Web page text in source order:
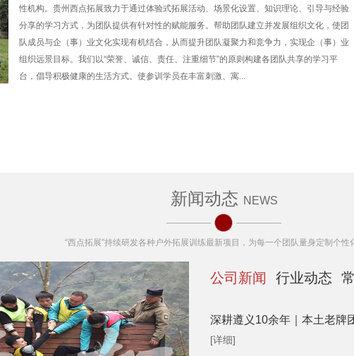
性机构。贵州西点拓展致力于通过体验式拓展活动、场景化设置、知识理论、引导与经验
分享的学习方式，为团队提供有针对性的赋能服务。帮助团队建立并发展组织文化，使团
队成员与企（事）业文化实现有机结合，从而提升团队凝聚力和竞争力，实现企（事）业
组织远景目标。我们以“荣誉、诚信、责任、注重细节”的原则构建各团队共享的学习平
台，倡导积极健康的生活方式。使参训学员在丰富刺激、寓...
新闻动态 NEWS
“西点拓展”持续研发各种户外拓展训练最新项目，为每一个团队量身定制个性
公司新闻 行业动态
深耕遵义10余年｜本土老牌
[详细]